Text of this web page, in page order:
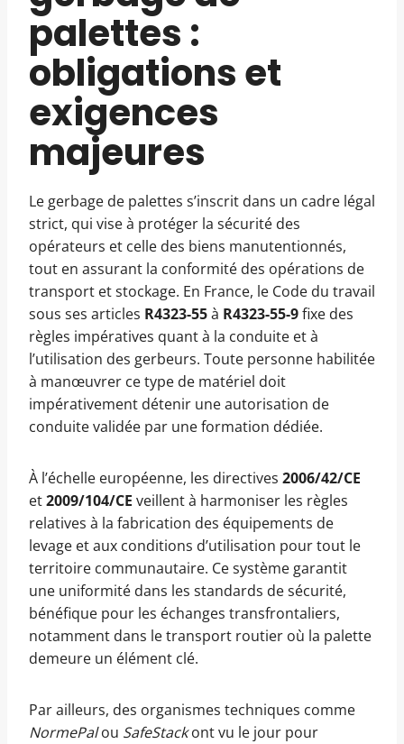
palettes :
obligations et
exigences
majeures
Le gerbage de palettes s’inscrit dans un cadre légal
strict, qui vise à protéger la sécurité des
opérateurs et celle des biens manutentionnés,
tout en assurant la conformité des opérations de
transport et stockage. En France, le Code du travail
sous ses articles R4323-55à R4323-55-9fixe des
règles impératives quant à la conduite et à
l’utilisation des gerbeurs. Toute personne habilitée
à manœuvrer ce type de matériel doit
impérativement détenir une autorisation de
conduite validée par une formation dédiée.
À l’échelle européenne, les directives 2006/42/CE
et2009/104/CE veillent à harmoniser les règles
relatives à la fabrication des équipements de
levage et aux conditions d’utilisation pour tout le
territoire communautaire. Ce système garantit
une uniformité dans les standards de sécurité,
bénéfique pour les échanges transfrontaliers,
notamment dans le transport routier où la palette
demeure un élément clé.
Par ailleurs, des organismes techniques comme
NormePalou SafeStackont vu le jour pour